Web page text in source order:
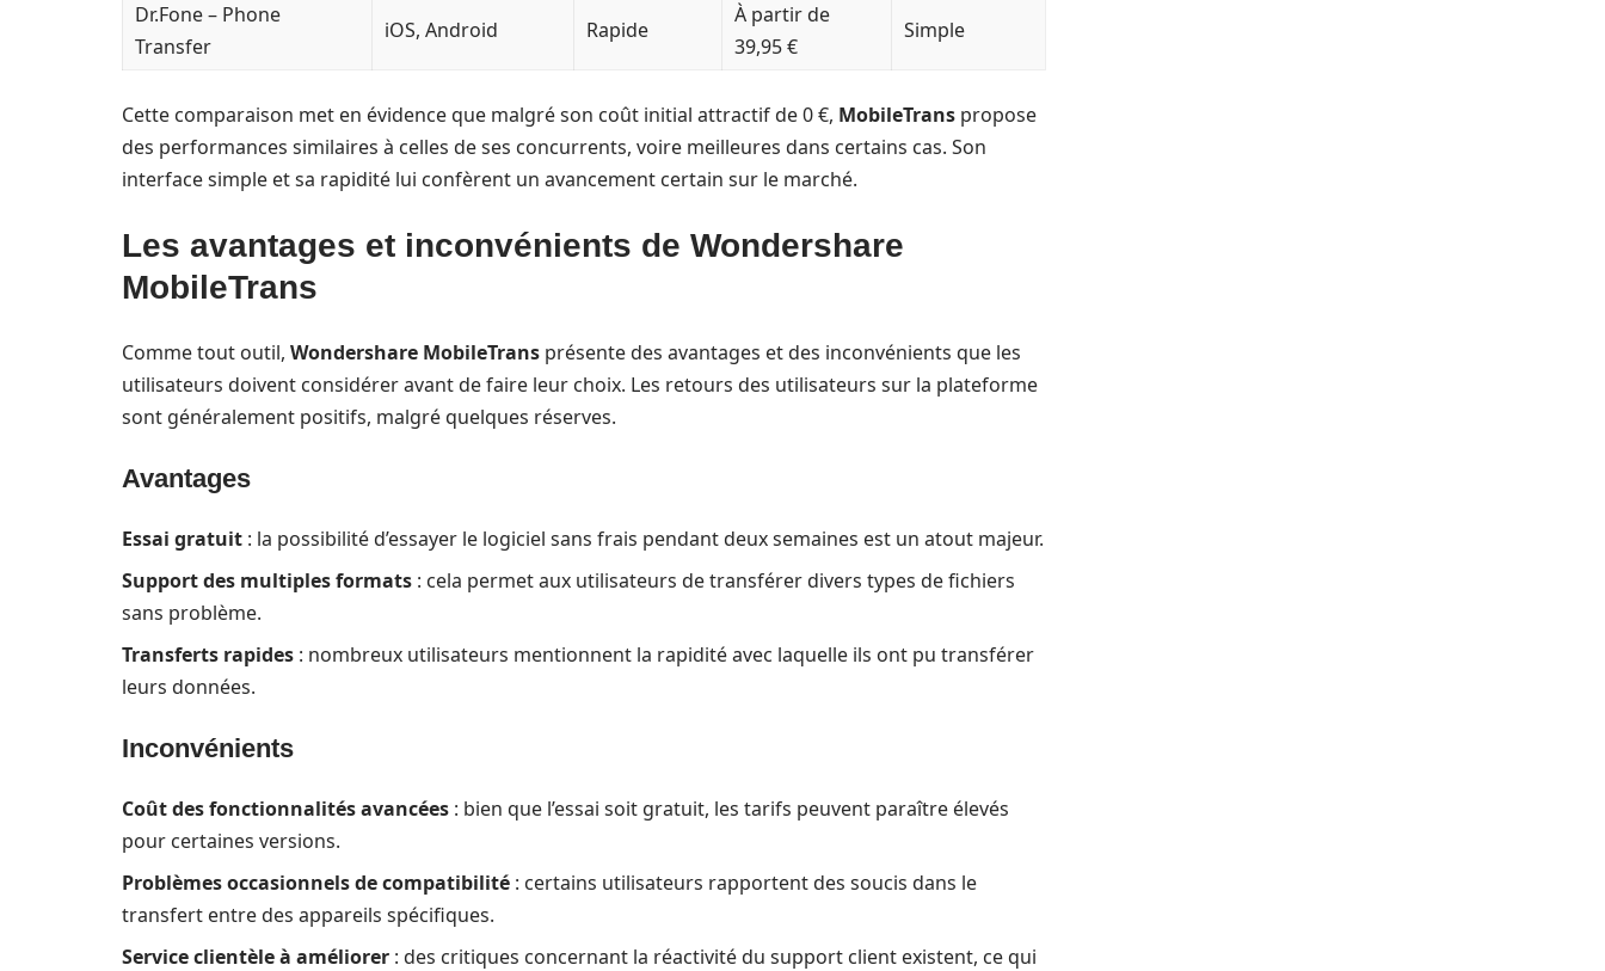
Dr.Fone – Phone
Transfer
iOS, Android Rapide
À partir de
39,95 €
Simple
Cette comparaison met en évidence que malgré son coût initial attractif de 0 €, MobileTrans propose
des performances similaires à celles de ses concurrents, voire meilleures dans certains cas. Son
interface simple et sa rapidité lui confèrent un avancement certain sur le marché.
Les avantages et inconvénients de Wondershare
MobileTrans
Comme tout outil, Wondershare MobileTrans présente des avantages et des inconvénients que les
utilisateurs doivent considérer avant de faire leur choix. Les retours des utilisateurs sur la plateforme
sont généralement positifs, malgré quelques réserves.
Avantages
Essai gratuit : la possibilité d’essayer le logiciel sans frais pendant deux semaines est un atout majeur.
Support des multiples formats : cela permet aux utilisateurs de transférer divers types de fichiers
sans problème.
Transferts rapides : nombreux utilisateurs mentionnent la rapidité avec laquelle ils ont pu transférer
leurs données.
Inconvénients
Coût des fonctionnalités avancées : bien que l’essai soit gratuit, les tarifs peuvent paraître élevés
pour certaines versions.
Problèmes occasionnels de compatibilité : certains utilisateurs rapportent des soucis dans le
transfert entre des appareils spécifiques.
Service clientèle à améliorer : des critiques concernant la réactivité du support client existent, ce qui